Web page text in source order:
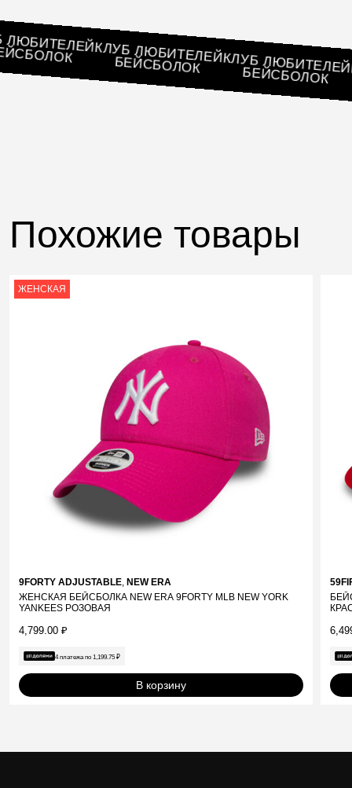
ЛЮБИТЕЛЕЙ
БЕЙСБОЛОК КЛУБ ЛЮБИТЕЛЕЙ
БЕЙСБОЛОК КЛУБ
Похожие товары
ЖЕНСКАЯ
9FORTY ADJUSTABLE, NEW ERA
ЖЕНСКАЯ БЕЙСБОЛКА NEW ERA 9FORTY MLB NEW YORK
YANKEES РОЗОВАЯ
4,799.00 ₽
4 платежа по 1,199.75 ₽
В корзину